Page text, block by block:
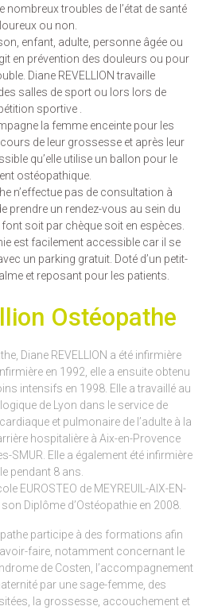
nombreux troubles de l’état de santé
ou non.
enfant, adulte, personne âgée ou
en prévention des douleurs ou pour
Diane REVELLION travaille
salles de sport ou lors lors de
sportive .
la femme enceinte pour les
de leur grossesse et après leur
qu’elle utilise un ballon pour le
ostéopathique.
n’effectue pas de consultation à
prendre un rendez-vous au sein du
soit par chèque soit en espèces.
est facilement accessible car il se
un parking gratuit. Doté d’un petit-
et reposant pour les patients.
Ostéopathe
Diane REVELLION a été infirmière
en 1992, elle a ensuite obtenu
intensifs en 1998. Elle a travaillé au
de Lyon dans le service de
et pulmonaire de l’adulte à la
hospitalière à Aix-en-Provence
SMUR. Elle a également été infirmière
pendant 8 ans.
EUROSTEO de MEYREUIL-AIX-EN-
son Diplôme d’Ostéopathie en 2008.
participe à des formations afin
faire, notamment concernant le
de Costen, l’accompagnement
par une sage-femme, des
la grossesse, accouchement et